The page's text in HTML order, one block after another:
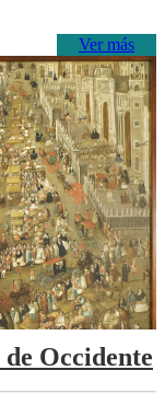
Ver más
Occidente